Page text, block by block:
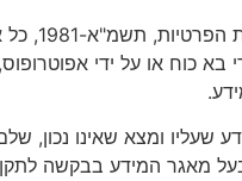
על-פי חוק הגנת
בא כוח או על ידי
שעליו ומצא שאינו נכון,
מאגר המידע בבקשה